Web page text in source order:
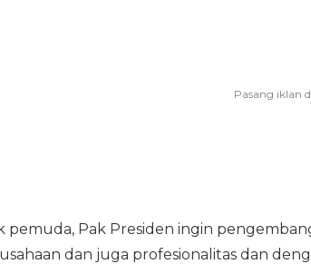
pemuda, Pak Presiden ingin
dan juga profesionalitas dan